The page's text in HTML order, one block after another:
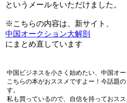
というメールをいただけました。
※こちらの内容は、新サイト、
中国オークション大解剖
にまとめ直しています
中国ビジネスを小さく始めたい、中国オ
こちらの本がおススメですよー！今話題
す。
私も買っているので、自信を持っておスス